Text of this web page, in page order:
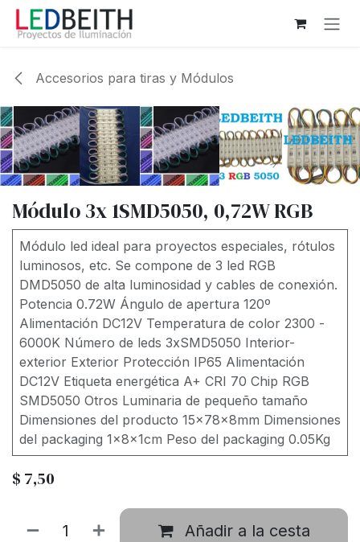
Ir al contenido
Accesorios para tiras y Módulos
Módulo 3x 1SMD5050, 0,72W RGB
Módulo led ideal para proyectos especiales, rótulos
luminosos, etc. Se compone de 3 led RGB
DMD5050 de alta luminosidad y cables de conexión.
Potencia 0.72W Ángulo de apertura 120º
Alimentación DC12V Temperatura de color 2300 -
6000K Número de leds 3xSMD5050 Interior-
exterior Exterior Protección IP65 Alimentación
DC12V Etiqueta energética A+ CRI 70 Chip RGB
SMD5050 Otros Luminaria de pequeño tamaño
Dimensiones del producto 15x78x8mm Dimensiones
del packaging 1x8x1cm Peso del packaging 0.05Kg
$ 7,50
Añadir a la cesta